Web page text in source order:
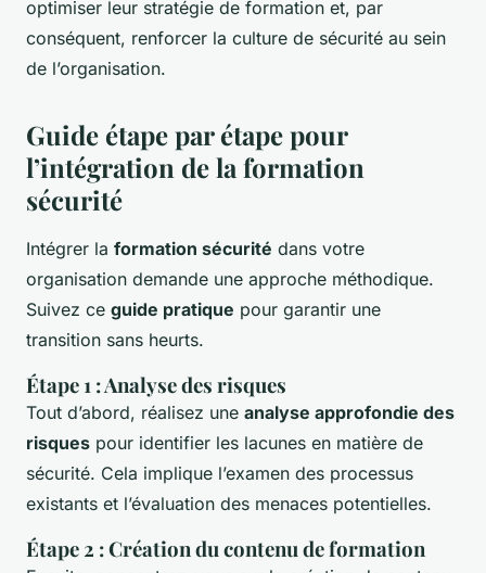
optimiser leur stratégie de formation et, par
conséquent, renforcer la culture de sécurité au sein
de l’organisation.
Guide étape par étape pour
l’intégration de la formation
sécurité
Intégrer la formation sécurité dans votre
organisation demande une approche méthodique.
Suivez ce guide pratique pour garantir une
transition sans heurts.
Étape 1 : Analyse des risques
Tout d’abord, réalisez une analyse approfondie des
risques pour identifier les lacunes en matière de
sécurité. Cela implique l’examen des processus
existants et l’évaluation des menaces potentielles.
Étape 2 : Création du contenu de formation